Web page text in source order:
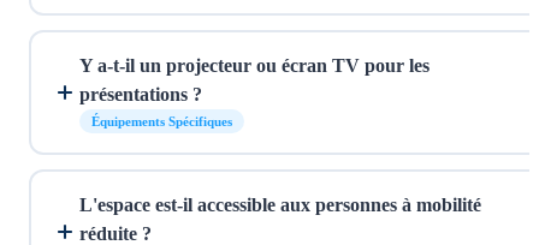
Y a-t-il un projecteur ou écran TV pour les
présentations ?
Équipements Spécifiques
L'espace est-il accessible aux personnes à mobilité
réduite ?